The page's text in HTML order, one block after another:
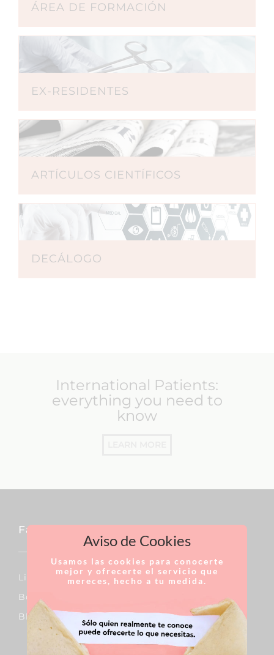
ÁREA DE FORMACIÓN
EX-RESIDENTES
ARTÍCULOS CIENTÍFICOS
DECÁLOGO
International Patients:
everything you need to
know
Facial
Lifting Facial
Bolas De Bichat
Blefaroplastia
Aviso de Cookies
Usamos las cookies para conocerte
mejor y ofrecerte el servicio que
mereces, hecho a tu medida.